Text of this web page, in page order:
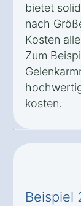
bietet
nach
Kosten
Zum
kosten.
Beispiel